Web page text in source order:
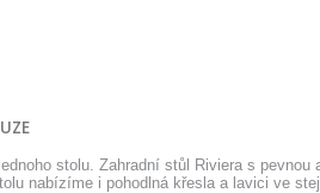
stolu. Zahradní stůl Riviera s
nabízíme i pohodlná křesla a lavici ve